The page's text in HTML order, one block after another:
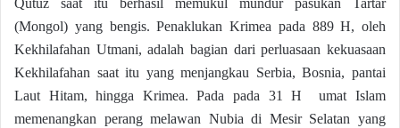
Qutuz saat itu berhasil memukul mundur pasukan Tartar
(Mongol) yang bengis. Penaklukan Krimea pada 889 H, oleh
Kekhilafahan Utmani, adalah bagian dari perluasaan kekuasaan
Kekhilafahan saat itu yang menjangkau Serbia, Bosnia, pantai
Laut Hitam, hingga Krimea. Pada pada 31 H umat Islam
memenangkan perang melawan Nubia di Mesir Selatan yang